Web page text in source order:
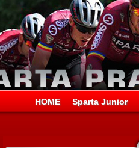
HOME Sparta Junior